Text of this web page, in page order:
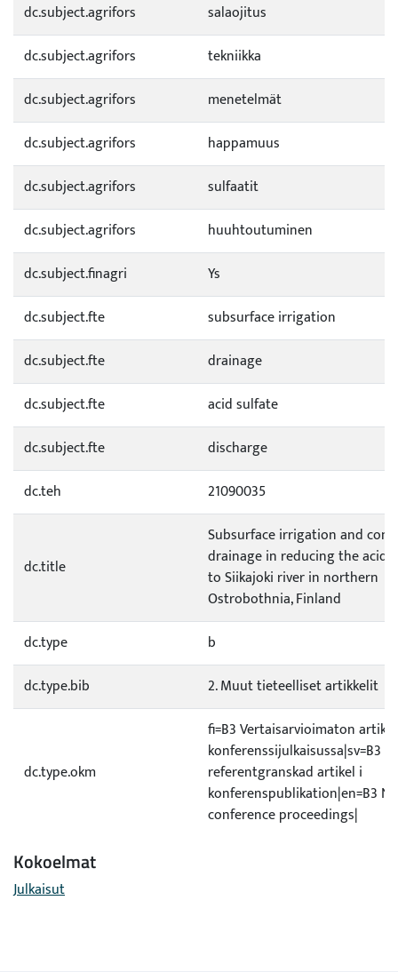
dc.subject.agrifors
salaojitus
dc.subject.agrifors
tekniikka
dc.subject.agrifors
menetelmät
dc.subject.agrifors
happamuus
dc.subject.agrifors
sulfaatit
dc.subject.agrifors
huuhtoutuminen
dc.subject.finagri
Ys
dc.subject.fte
subsurface irrigation
dc.subject.fte
drainage
dc.subject.fte
acid sulfate
dc.subject.fte
discharge
dc.teh
21090035
dc.title
Subsurface irrigation and
drainage in reducing the acid
to Siikajoki river in northern
Ostrobothnia, Finland
dc.type
b
dc.type.bib
2. Muut tieteelliset artikkelit
dc.type.okm
fi=B3 Vertaisarvioimaton
konferenssijulkaisussa|sv=B3
referentgranskad artikel i
konferenspublikation|en=B3
conference proceedings|
Kokoelmat
Julkaisut